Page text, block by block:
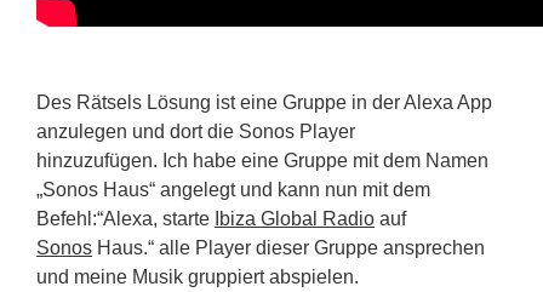
Des Rätsels Lösung ist eine Gruppe in der Alexa App
anzulegen und dort die Sonos Player
hinzuzufügen. Ich habe eine Gruppe mit dem Namen
„Sonos Haus“ angelegt und kann nun mit dem
Befehl:“Alexa, starte Ibiza Global Radio auf
Sonos Haus.“ alle Player dieser Gruppe ansprechen
und meine Musik gruppiert abspielen.